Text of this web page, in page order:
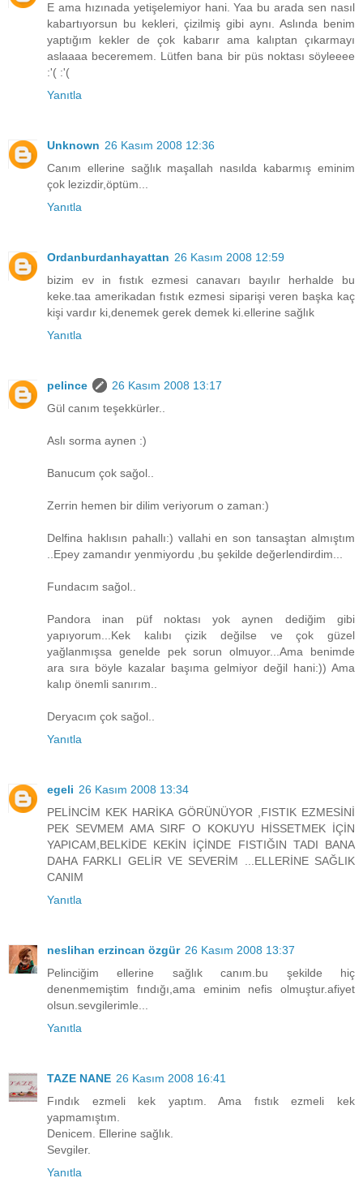
E ama hızınada yetişelemiyor hani. Yaa bu arada sen nasıl
kabartıyorsun bu kekleri, çizilmiş gibi aynı. Aslında benim
yaptığım kekler de çok kabarır ama kalıptan çıkarmayı
aslaaaa beceremem. Lütfen bana bir püs noktası söyleeee
:'( :'(
Yanıtla
Unknown 26 Kasım 2008 12:36
Canım ellerine sağlık maşallah nasılda kabarmış eminim
çok lezizdir,öptüm...
Yanıtla
Ordanburdanhayattan 26 Kasım 2008 12:59
bizim ev in fıstık ezmesi canavarı bayılır herhalde bu
keke.taa amerikadan fıstık ezmesi siparişi veren başka kaç
kişi vardır ki,denemek gerek demek ki.ellerine sağlık
Yanıtla
pelince
26 Kasım 2008 13:17
Gül canım teşekkürler..
Aslı sorma aynen :)
Banucum çok sağol..
Zerrin hemen bir dilim veriyorum o zaman:)
Delfina haklısın pahallı:) vallahi en son tansaştan almıştım
..Epey zamandır yenmiyordu ,bu şekilde değerlendirdim...
Fundacım sağol..
Pandora inan püf noktası yok aynen dediğim gibi
yapıyorum...Kek kalıbı çizik değilse ve çok güzel
yağlanmışsa genelde pek sorun olmuyor...Ama benimde
ara sıra böyle kazalar başıma gelmiyor değil hani:)) Ama
kalıp önemli sanırım..
Deryacım çok sağol..
Yanıtla
egeli 26 Kasım 2008 13:34
PELİNCİM KEK HARİKA GÖRÜNÜYOR ,FISTIK EZMESİNİ
PEK SEVMEM AMA SIRF O KOKUYU HİSSETMEK İÇİN
YAPICAM,BELKİDE KEKİN İÇİNDE FISTIĞIN TADI BANA
DAHA FARKLI GELİR VE SEVERİM ...ELLERİNE SAĞLIK
CANIM
Yanıtla
neslihan erzincan özgür 26 Kasım 2008 13:37
Pelinciğim ellerine sağlık canım.bu şekilde hiç
denenmemiştim fındığı,ama eminim nefis olmuştur.afiyet
olsun.sevgilerimle...
Yanıtla
TAZE NANE 26 Kasım 2008 16:41
Fındık ezmeli kek yaptım. Ama fıstık ezmeli kek
yapmamıştım.
Denicem. Ellerine sağlık.
Sevgiler.
Yanıtla